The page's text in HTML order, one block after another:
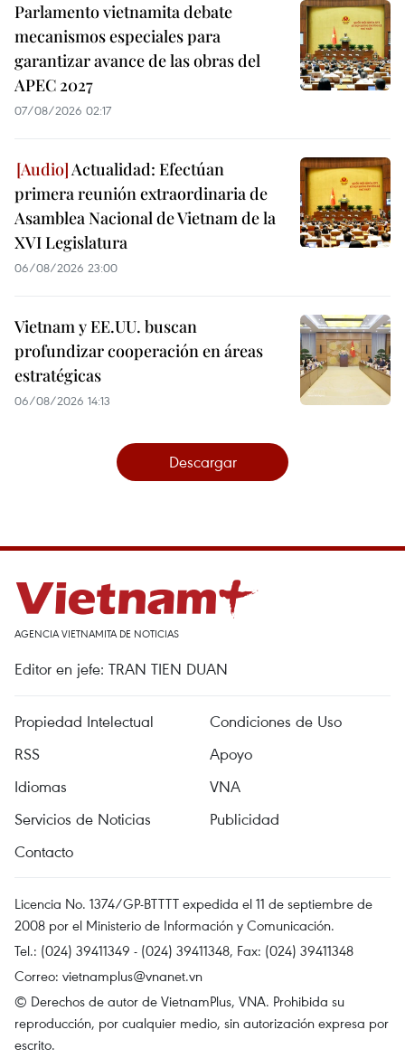
Parlamento vietnamita debate
mecanismos especiales para
garantizar avance de las obras del
APEC 2027
07/08/2026 02:17
Actualidad: Efectúan
primera reunión extraordinaria de
Asamblea Nacional de Vietnam de la
XVI Legislatura
06/08/2026 23:00
Vietnam y EE.UU. buscan
profundizar cooperación en áreas
estratégicas
06/08/2026 14:13
Descargar
AGENCIA VIETNAMITA DE NOTICIAS
Editor en jefe: TRAN TIEN DUAN
Propiedad Intelectual
Condiciones de Uso
RSS
Apoyo
Idiomas
VNA
Servicios de Noticias
Publicidad
Contacto
Licencia No. 1374/GP-BTTTT expedida el 11 de septiembre de
2008 por el Ministerio de Información y Comunicación.
Tel.: (024) 39411349 - (024) 39411348, Fax: (024) 39411348
Correo: vietnamplus@vnanet.vn
© Derechos de autor de VietnamPlus, VNA. Prohibida su
reproducción, por cualquier medio, sin autorización expresa por
escrito.